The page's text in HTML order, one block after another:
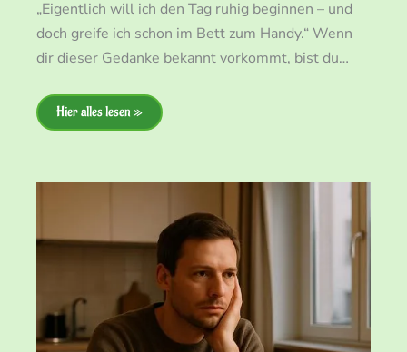
„Eigentlich will ich den Tag ruhig beginnen – und
doch greife ich schon im Bett zum Handy.“ Wenn
dir dieser Gedanke bekannt vorkommt, bist du…
Hier alles lesen »